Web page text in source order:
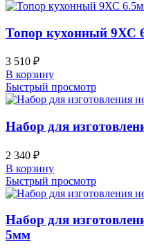
Топор кухонный 9ХС
3 510 ₽
В корзину
Быстрый просмотр
Набор для
2 340 ₽
В корзину
Быстрый просмотр
Набор для
5мм